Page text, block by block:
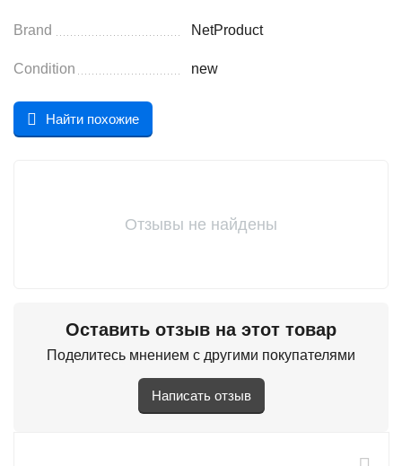
Brand NetProduct
Condition new
Найти похожие
Отзывы не найдены
Оставить отзыв на этот товар
Поделитесь мнением с другими покупателями
Написать отзыв